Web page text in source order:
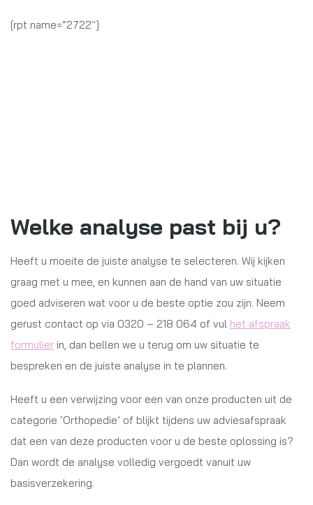
[rpt name=”2722″]
Welke analyse past bij u?
Heeft u moeite de juiste analyse te selecteren. Wij kijken
graag met u mee, en kunnen aan de hand van uw situatie
goed adviseren wat voor u de beste optie zou zijn. Neem
gerust contact op via 0320 – 218 064 of vul het afspraak
formulier in, dan bellen we u terug om uw situatie te
bespreken en de juiste analyse in te plannen.
Heeft u een verwijzing voor een van onze producten uit de
categorie ‘Orthopedie’ of blijkt tijdens uw adviesafspraak
dat een van deze producten voor u de beste oplossing is?
Dan wordt de analyse volledig vergoedt vanuit uw
basisverzekering.